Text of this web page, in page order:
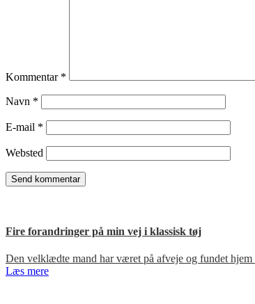
Kommentar *
Navn *
E-mail *
Websted
Fire forandringer på min vej i klassisk tøj
Den velklædte mand har været på afveje og fundet
Læs mere